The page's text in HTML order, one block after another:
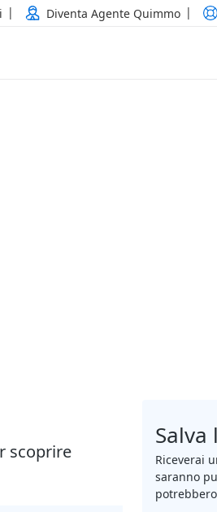
Diventa Agente Quimmo
scoprire
Salva
Riceverai
saranno